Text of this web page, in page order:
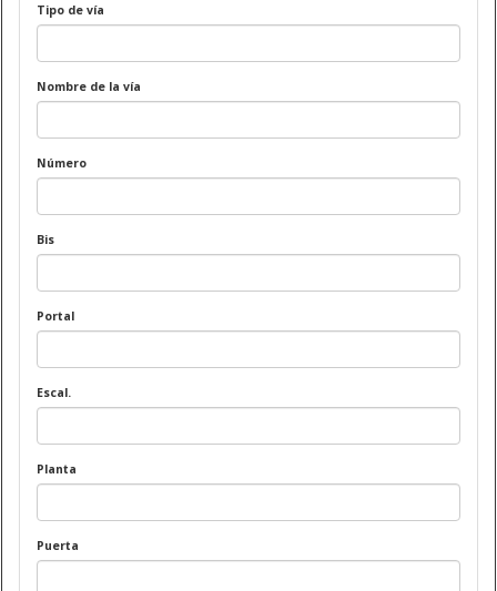
Tipo de vía
Nombre de la vía
Número
Bis
Portal
Escal.
Planta
Puerta